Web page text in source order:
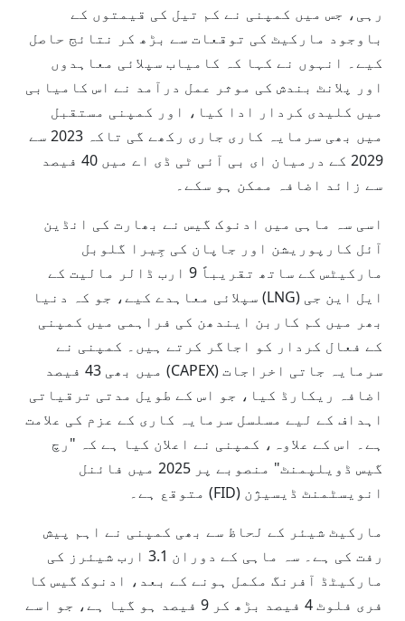
رہی، جس میں کمپنی نے کم تیل کی قیمتوں کے
باوجود مارکیٹ کی توقعات سے بڑھ کر نتائج حاصل
کیے۔ انہوں نے کہا کہ کامیاب سپلائی معاہدوں
اور پلانٹ بندش کی موثر عمل درآمد نے اس کامیابی
میں کلیدی کردار ادا کیا، اور کمپنی مستقبل
میں بھی سرمایہ کاری جاری رکھے گی تاکہ 2023 سے
2029 کے درمیان ای بی آئی ٹی ڈی اے میں 40 فیصد
سے زائد اضافہ ممکن ہو سکے۔
اسی سہ ماہی میں ادنوک گیس نے بھارت کی انڈین
آئل کارپوریشن اور جاپان کی جِیرا گلوبل
مارکیٹس کے ساتھ تقریباً 9 ارب ڈالر مالیت کے
ایل این جی (LNG) سپلائی معاہدے کیے، جو کہ دنیا
بھر میں کم کاربن ایندھن کی فراہمی میں کمپنی
کے فعال کردار کو اجاگر کرتے ہیں۔ کمپنی نے
سرمایہ جاتی اخراجات (CAPEX) میں بھی 43 فیصد
اضافہ ریکارڈ کیا، جو اس کے طویل مدتی ترقیاتی
اہداف کے لیے مسلسل سرمایہ کاری کے عزم کی علامت
ہے۔ اس کے علاوہ، کمپنی نے اعلان کیا ہے کہ "رچ
گیس ڈویلپمنٹ" منصوبے پر 2025 میں فائنل
انویسٹمنٹ ڈیسیژن (FID) متوقع ہے۔
مارکیٹ شیئر کے لحاظ سے بھی کمپنی نے اہم پیش
رفت کی ہے۔ سہ ماہی کے دوران 3.1 ارب شیئرز کی
مارکیٹڈ آفرنگ مکمل ہونے کے بعد، ادنوک گیس کا
فری فلوٹ 4 فیصد بڑھ کر 9 فیصد ہو گیا ہے، جو اسے